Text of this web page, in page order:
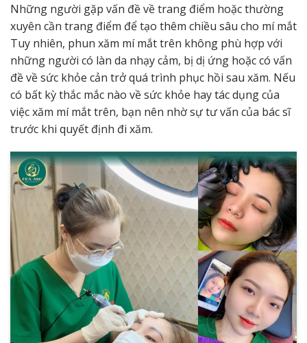
Những người gặp vấn đề về trang điểm hoặc thường
xuyên cần trang điểm để tạo thêm chiều sâu cho mí mắt
Tuy nhiên, phun xăm mí mắt trên không phù hợp với
những người có làn da nhạy cảm, bị dị ứng hoặc có vấn
đề về sức khỏe cản trở quá trình phục hồi sau xăm. Nếu
có bất kỳ thắc mắc nào về sức khỏe hay tác dụng của
việc xăm mí mắt trên, bạn nên nhờ sự tư vấn của bác sĩ
trước khi quyết định đi xăm.